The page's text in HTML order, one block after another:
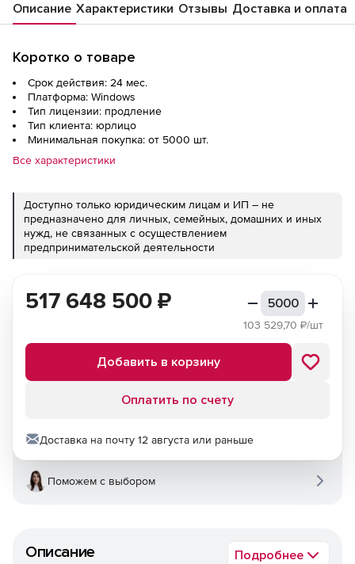
Описание Характеристики Отзывы Доставка и оплата
Коротко о товаре
Срок действия: 24 мес.
Платформа: Windows
Тип лицензии: продление
Тип клиента: юрлицо
Минимальная покупка: от 5000 шт.
Все характеристики
Доступно только юридическим лицам и ИП – не
предназначено для личных, семейных, домашних и иных
нужд, не связанных с осуществлением
предпринимательской деятельности
Описание Подробнее
517 648 500 ₽
103 529,70 ₽/шт
Добавить в корзину
Оплатить по счету
Доставка на почту 12 августа или раньше
Поможем с выбором